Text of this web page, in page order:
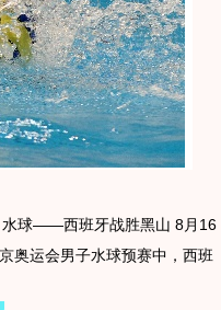
水球——西班牙战胜黑山 8月16
奥运会男子水球预赛中，西班